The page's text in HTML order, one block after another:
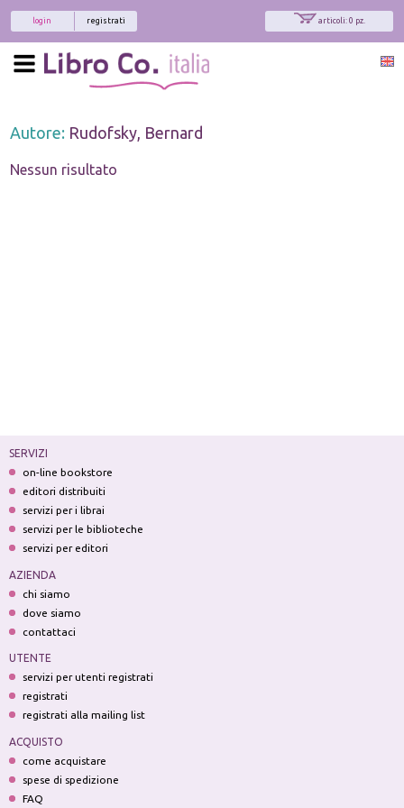
articoli: 0 pz.
registrati
login
Autore: Rudofsky, Bernard
Nessun risultato
SERVIZI
on-line bookstore
editori distribuiti
servizi per i librai
servizi per le biblioteche
servizi per editori
AZIENDA
chi siamo
dove siamo
contattaci
UTENTE
servizi per utenti registrati
registrati
registrati alla mailing list
ACQUISTO
come acquistare
spese di spedizione
FAQ